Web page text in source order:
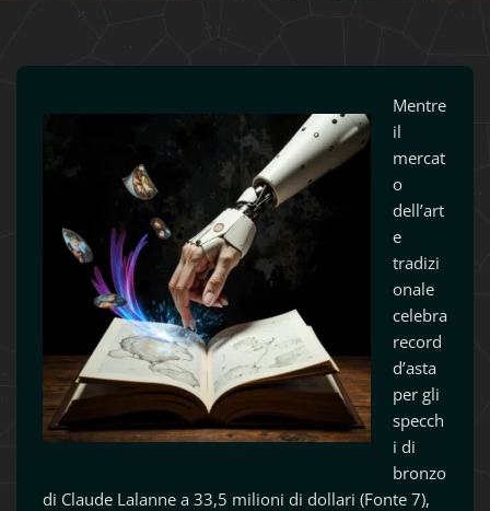
Mentre
il
mercat
o
dell’art
e
tradizi
onale
celebra
record
d’asta
per gli
specch
i di
bronzo
di Claude Lalanne a 33,5 milioni di dollari (Fonte 7),